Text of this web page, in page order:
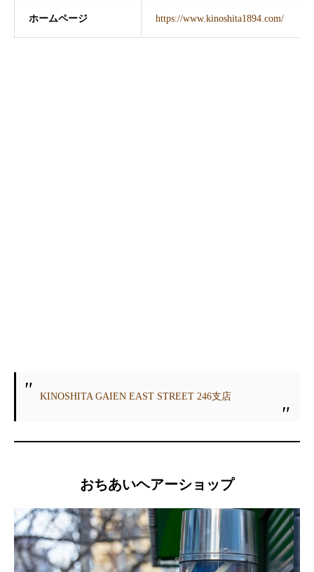
ホームページ https://www.kinoshita1894.com/
KINOSHITA GAIEN EAST STREET 246支店
おちあいヘアーショップ